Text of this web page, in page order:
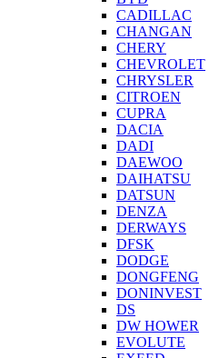
CADILLAC
CHANGAN
CHERY
CHEVROLET
CHRYSLER
CITROEN
CUPRA
DACIA
DADI
DAEWOO
DAIHATSU
DATSUN
DENZA
DERWAYS
DFSK
DODGE
DONGFENG
DONINVEST
DS
DW HOWER
EVOLUTE